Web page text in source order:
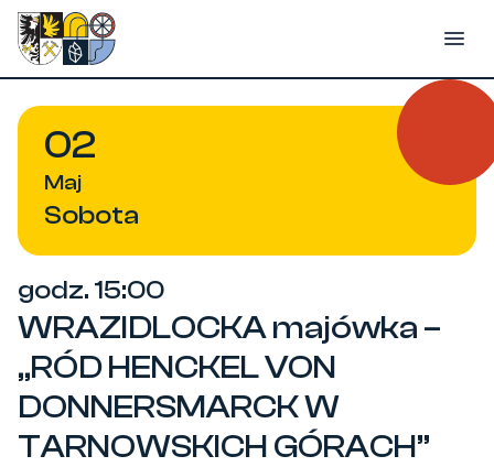
Przejdź
do
treści
500-lecie Miasta Tarnowskie Góry
02
Maj
Sobota
godz. 15:00
WRAZIDLOCKA majówka –
„RÓD HENCKEL VON
DONNERSMARCK W
TARNOWSKICH GÓRACH”